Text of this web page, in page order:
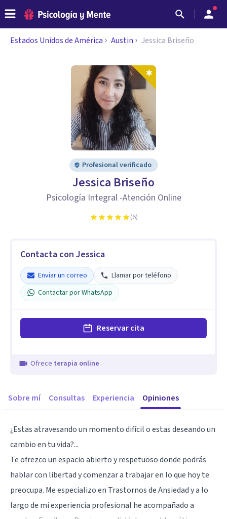
Estados Unidos de América Austin Jessica Briseño
Profesional verificado
Jessica Briseño
Psicología Integral -Atención Online
(6)
Contacta con Jessica
Enviar un correo
Llamar por teléfono
Contactar por WhatsApp
Reservar cita
Ofrece terapia online
Sobre mí Consultas Experiencia Opiniones
¿Estas atravesando un momento difícil o estas deseando un
cambio en tu vida?...
Te ofrezco un espacio abierto y respetuoso donde podrás
hablar con libertad y comenzar a trabajar en lo que hoy te
preocupa. Me especializo en Trastornos de Ansiedad y a lo
largo de mi experiencia profesional he acompañado a